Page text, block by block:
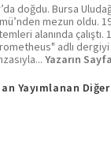
doğdu. Bursa
mezun oldu.
alanında çalıştı.
adlı dergiyi
Yazarın
Yayımlanan